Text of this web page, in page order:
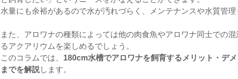
水量にも余裕があるので水が汚れづらく、メンテナンスや水質管
また、アロワナの種類によっては他の肉食魚やアロワナ同士での
るアクアリウムを楽しめるでしょう。
このコラムでは、 180cm水槽でアロワナを飼育するメリット・デ
までを解説します。